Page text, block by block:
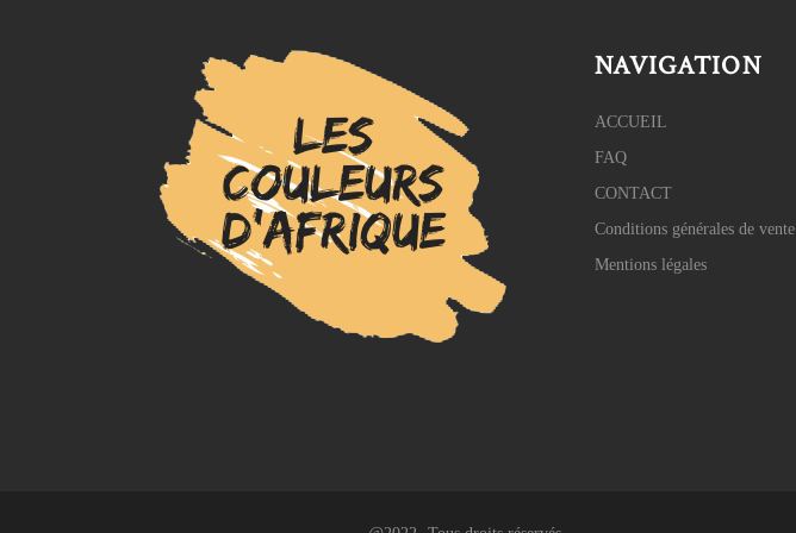
NAVIGATION
ACCUEIL
FAQ
CONTACT
Conditions générales de vente
Mentions légales